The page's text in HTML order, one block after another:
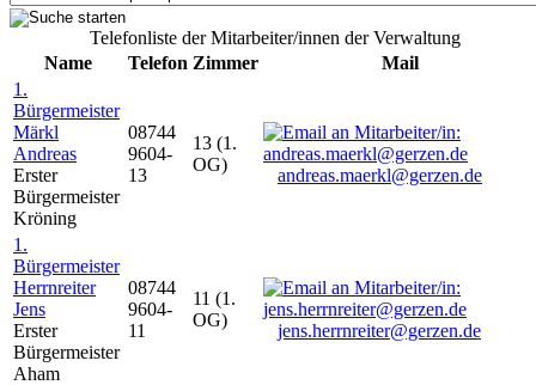
Telefonliste der Mitarbeiter/innen der Verwaltung
Name
Telefon Zimmer
Mail
1.
Bürgermeister
Märkl
Andreas
Erster
Bürgermeister
Kröning
08744
9604-
13
13 (1.
OG)
andreas.maerkl@gerzen.de
1.
Bürgermeister
Herrnreiter
Jens
Erster
Bürgermeister
Aham
08744
9604-
11
11 (1.
OG)
jens.herrnreiter@gerzen.de